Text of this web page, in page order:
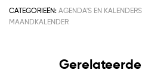
CATEGORIEËN: AGENDA'S EN
MAANDKALENDER